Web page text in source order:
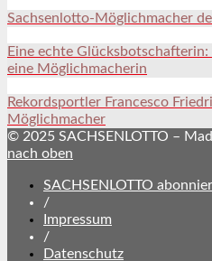
Sachsenlotto-Möglichmacher
Eine echte
eine Möglichmacherin
Rekordsportler Francesco
Möglichmacher
© 2025 SACHSENLOTTO –
nach oben
SACHSENLOTTO
/
Impressum
/
Datenschutz